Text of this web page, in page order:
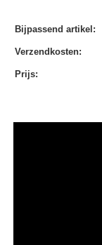
Bijpassend artikel:
Verzendkosten:
Prijs: